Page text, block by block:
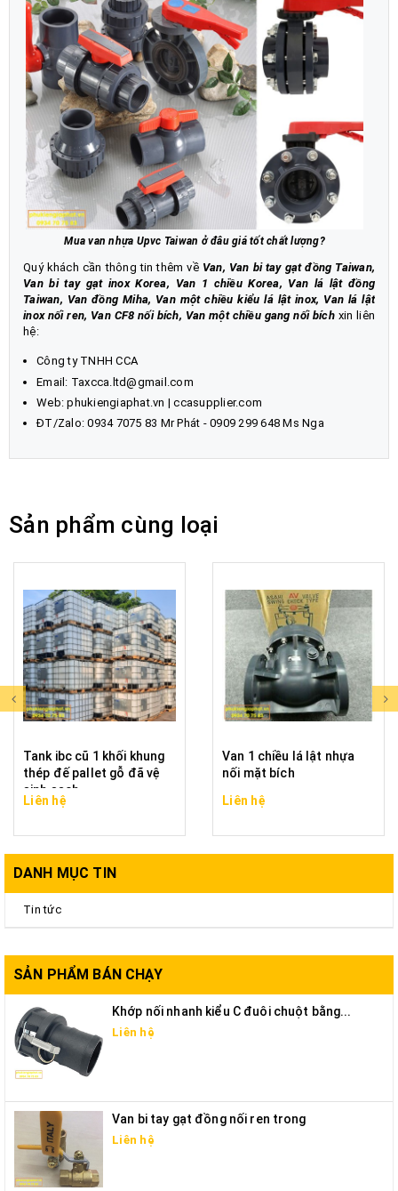
Mua van nhựa Upvc Taiwan ở đâu giá tốt chất lượng?
Quý khách cần thông tin thêm về Van, Van bi tay gạt đồng Taiwan,
Van bi tay gạt inox Korea, Van 1 chiều Korea, Van lá lật đồng
Taiwan, Van đồng Miha, Van một chiều kiểu lá lật inox, Van lá lật
inox nối ren, Van CF8 nối bích, Van một chiều gang nối bích xin liên
hệ:
Công ty TNHH CCA
Email: Taxcca.ltd@gmail.com
Web:phukiengiaphat.vn |ccasupplier.com
ĐT/Zalo:0934 7075 83 Mr Phát - 0909 299 648 Ms Nga
Sản phẩm cùng loại
Tank ibc cũ 1 khối khung
thép đế pallet gỗ đã vệ
sinh sạch
Liên hệ
Van 1 chiều lá lật nhựa
nối mặt bích
Liên hệ
DANH MỤC TIN
Tin tức
SẢN PHẨM BÁN CHẠY
Khớp nối nhanh kiểu C đuôi chuột bằng...
Liên hệ
Van bi tay gạt đồng nối ren trong
Liên hệ